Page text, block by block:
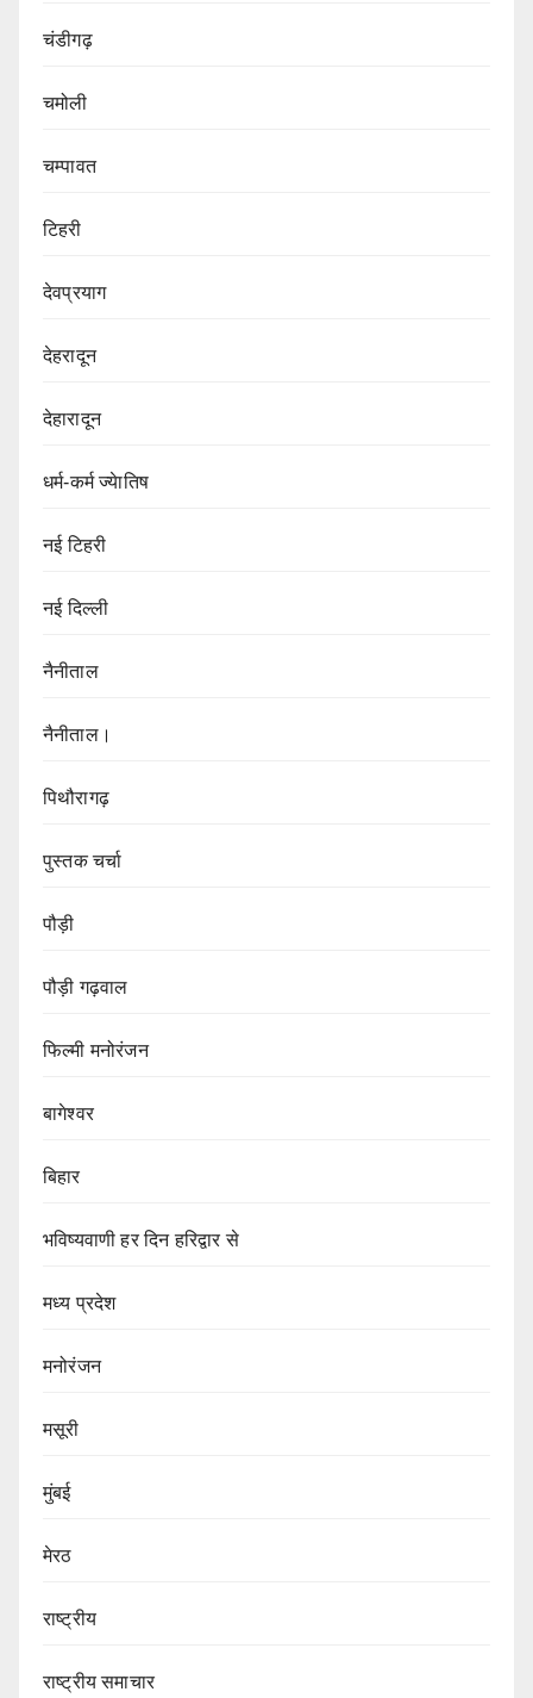
चंडीगढ़
चमोली
चम्पावत
टिहरी
देवप्रयाग
देहरादून
देहारादून
धर्म-कर्म ज्येातिष
नई टिहरी
नई दिल्ली
नैनीताल
नैनीताल।
पिथौरागढ़
पुस्तक चर्चा
पौड़ी
पौड़ी गढ़वाल
फिल्मी मनोरंजन
बागेश्वर
बिहार
भविष्यवाणी हर दिन हरिद्वार से
मध्य प्रदेश
मनोरंजन
मसूरी
मुंबई
मेरठ
राष्ट्रीय
राष्ट्रीय समाचार